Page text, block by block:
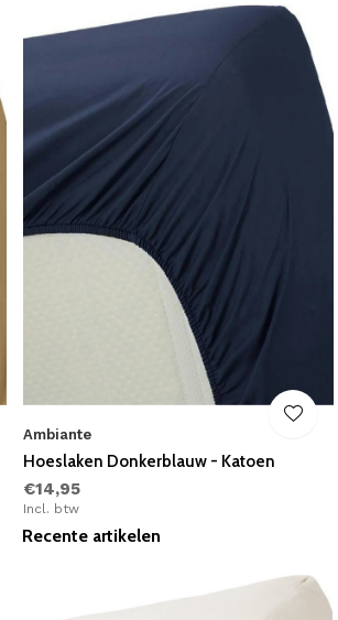
Ambiante
Hoeslaken Donkerblauw - Katoen
€14,95
Incl. btw
Recente artikelen